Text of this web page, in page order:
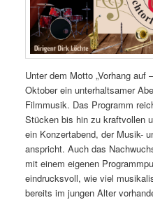
Unter dem Motto „Vorhang auf
Oktober ein unterhaltsamer
Filmmusik. Das Programm
Stücken bis hin zu kraftvollen
ein Konzertabend, der Musik-
anspricht. Auch das
mit einem eigenen
eindrucksvoll, wie viel
bereits im jungen Alter